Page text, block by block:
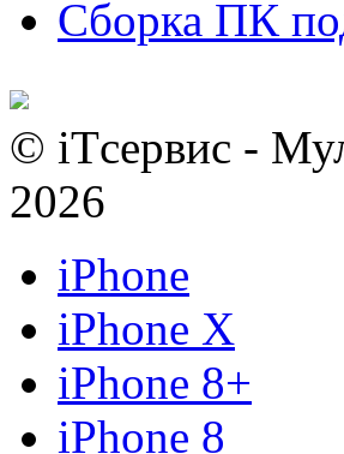
Сборка ПК
© iTсервис -
2026
iPhone
iPhone X
iPhone 8+
iPhone 8